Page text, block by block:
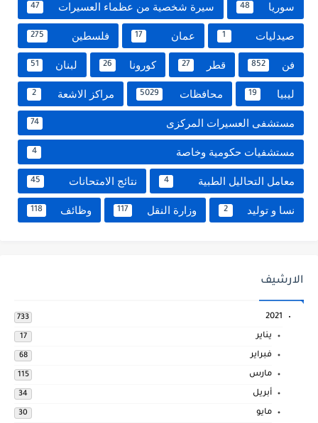
سوريا 48 سيرة شخصية من عظماء العسيرات 47
صيدليات 1 عمان 17 فلسطين 275
فن 852 قطر 27 كورونا 26 لبنان 51
ليبيا 19 محافظات 5029 مراكز الاشعة 2
مستشفى العسيرات المركزى 74
مستشفيات حكومية وخاصة 4
معامل التحاليل الطبية 4 نتائج الامتحانات 45
نسا و توليد 2 وزارة النقل 117 وظائف 118
الارشيف
2021
733
يناير 17
فبراير 68
مارس 115
أبريل 34
مايو 30